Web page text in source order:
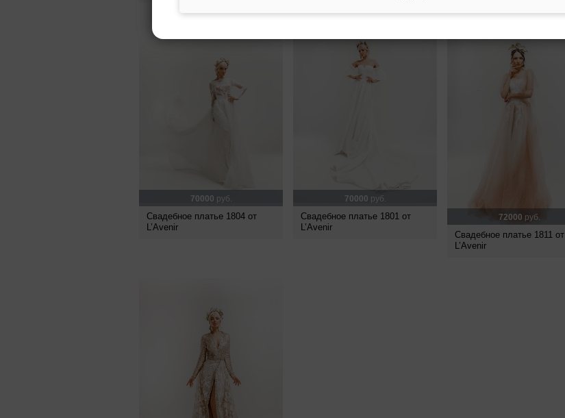
70000 руб.
Свадебное платье 1804 от
L’Avenir
70000 руб.
Свадебное платье 1801 от
L’Avenir
72000 руб.
Свадебное платье 1811 от
L’Avenir